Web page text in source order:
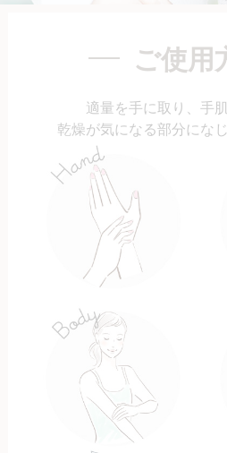
ご使用
適量を手に取り、手
乾燥が気になる部分にな